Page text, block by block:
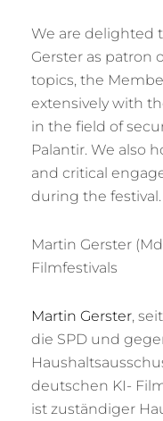
We are delighted
Gerster as patron
topics, the
extensively with
in the field of
Palantir. We also
and critical
during the festival.
Martin Gerster
Filmfestivals
Martin Gerster,
die SPD und
deutschen KI-
ist zuständiger